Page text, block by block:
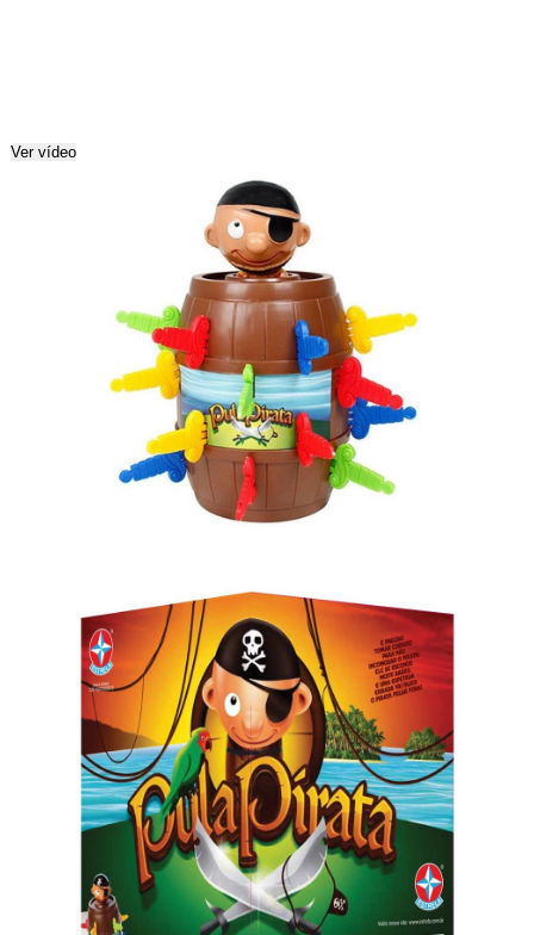
Ver vídeo